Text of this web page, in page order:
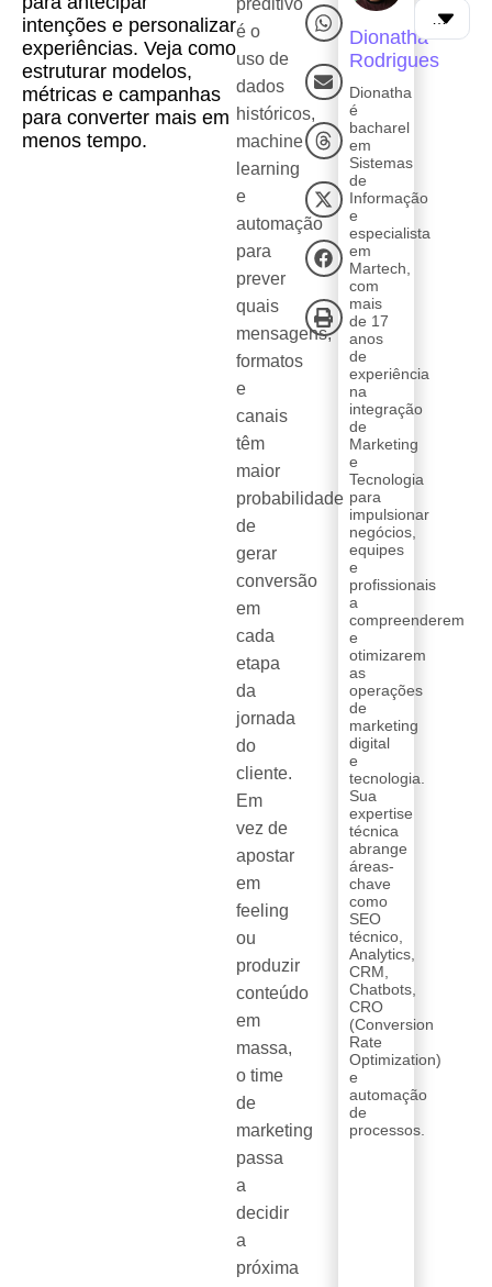
intenções e personalizar
experiências. Veja como
estruturar modelos,
métricas e campanhas
para converter mais em
menos tempo.
preditivo
é o
uso de
dados
históricos,
machine
learning
e
automação
para
prever
quais
mensagens,
formatos
e
canais
têm
maior
probabilidade
de
gerar
conversão
em
cada
etapa
da
jornada
do
cliente.
Em
vez de
apostar
em
feeling
ou
produzir
conteúdo
em
massa,
o time
de
marketing
passa
a
decidir
a
próxima
Dionatha
Rodrigues
Dionatha
é
bacharel
em
Sistemas
de
Informação
e
especialista
em
Martech,
com
mais
de 17
anos
de
experiência
na
integração
de
Marketing
e
Tecnologia
para
impulsionar
negócios,
equipes
e
profissionais
a
compreenderem
e
otimizarem
as
operações
de
marketing
digital
e
tecnologia.
Sua
expertise
técnica
abrange
áreas-
chave
como
SEO
técnico,
Analytics,
CRM,
Chatbots,
CRO
(Conversion
Rate
Optimization)
e
automação
de
processos.